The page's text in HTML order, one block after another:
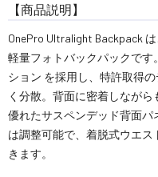
【商品説明】
OnePro Ultralight Backpack
軽量フォトバックパックです
ション を採用し、特許取得
く分散。背面に密着しなが
優れたサスペンデッド背面
は調整可能で、着脱式ウエ
きます。